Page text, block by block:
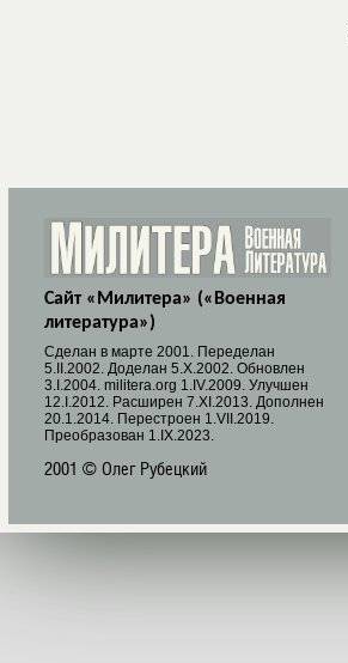
Сайт «Милитера» («Военная
литература»)
Cделан в марте 2001. Переделан
5.II.2002. Доделан 5.X.2002. Обновлен
3.I.2004. militera.org 1.IV.2009. Улучшен
12.I.2012. Расширен 7.XI.2013. Дополнен
20.1.2014. Перестроен 1.VII.2019.
Преобразован 1.IX.2023.
2001 © Олег Рубецкий